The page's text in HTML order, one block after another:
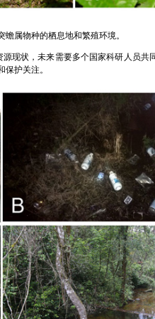
属物种的栖息地和繁殖环境。
状，未来需要多个国家科研人员共
护关注。